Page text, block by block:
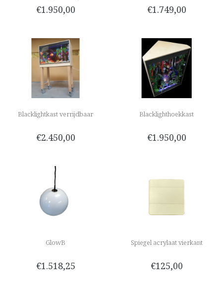
€1.950,00 €1.749,00
Blacklightkast verrijdbaar
€2.450,00
Blacklighthoekkast
€1.950,00
GlowB
€1.518,25
Spiegel acrylaat vierkant
€125,00